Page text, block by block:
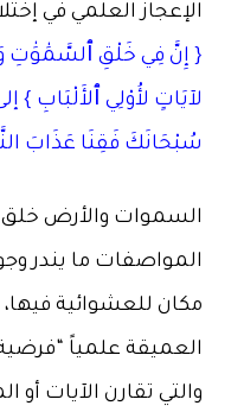
الإعجاز العلمي في
{ إِنَّ فِي خَلْقِ ٱلسَّمَٰوَٰتِ
لآيَاتٍ لأُوْلِي ٱلأَلْبَابِ }
سُبْحَانَكَ فَقِنَا عَذَابَ
السموات والأرض خلق
المواصفات ما يندر
مكان للعشوائية
العميقة علمياً “فرضية
والتي تقارن الآيات أو